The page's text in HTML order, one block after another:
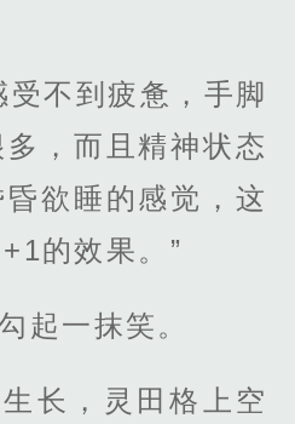
受不到疲惫，手脚
，而且精神状态
欲睡的感觉，这
的效果。”
起一抹笑。
长，灵田格上空